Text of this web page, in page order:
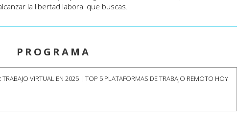
la libertad laboral que buscas.
PROGRAMA
VIRTUAL EN 2025 | TOP 5 PLATAFORMAS DE TRABAJO REMOTO HOY